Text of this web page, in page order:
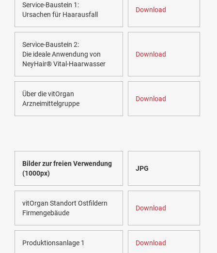
Service-Baustein 1:
Ursachen für Haarausfall
Download
Service-Baustein 2:
Die ideale Anwendung von
NeyHair® Vital-Haarwasser
Download
Über die vitOrgan
Arzneimittelgruppe
Download
Bilder zur freien Verwendung
(1000px)
JPG
vitOrgan Standort Ostfildern
Firmengebäude
Download
Produktionsanlage 1 Download